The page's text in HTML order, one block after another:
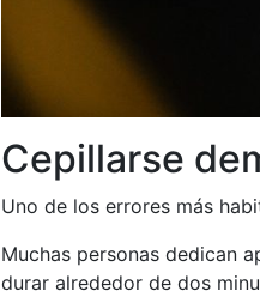
Cepillarse
Uno de los errores más
Muchas personas dedican
durar alrededor de dos